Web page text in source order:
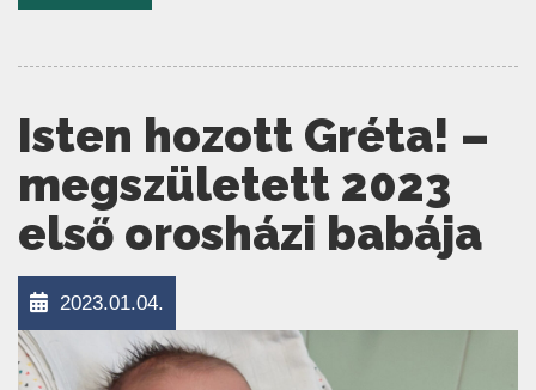
Isten hozott Gréta! –
megszületett 2023
első orosházi babája
2023.01.04.